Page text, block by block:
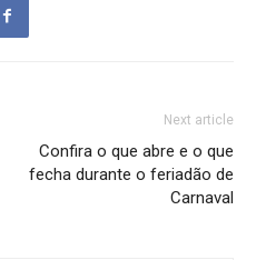
Next article
Confira o que abre e o que
fecha durante o feriadão de
Carnaval